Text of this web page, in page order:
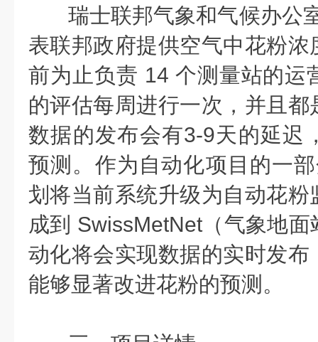
瑞士联邦气象和气候办公
表联邦政府提供空气中花粉
前为止负责 14 个测量站的运
的评估每周进行一次，并且
数据的发布会有3-9天的延迟
预测。作为自动化项目的一
划将当前系统升级为自动花
成到 SwissMetNet（气象地
动化将会实现数据的实时发
能够显著改进花粉的预测。